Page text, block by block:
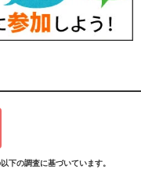
下の調査に基づいています。